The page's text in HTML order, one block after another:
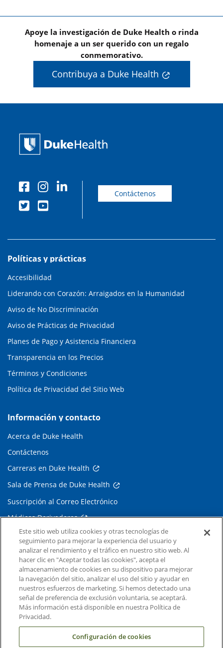
Apoye la investigación de Duke Health o rinda
homenaje a un ser querido con un regalo
conmemorativo.
Contribuya a Duke Health
Contáctenos
Políticas y prácticas
Accesibilidad
Liderando con Corazón: Arraigados en la Humanidad
Aviso de No Discriminación
Aviso de Prácticas de Privacidad
Planes de Pago y Asistencia Financiera
Transparencia en los Precios
Términos y Condiciones
Política de Privacidad del Sitio Web
Información y contacto
Acerca de Duke Health
Contáctenos
Carreras en Duke Health
Sala de Prensa de Duke Health
Suscripción al Correo Electrónico
Médicos Derivadores
Enlaces relacionados
Duke Cancer Institute
Duke Children's
Duke School of Medicine
Duke School of Nursing
Duke University
Este sitio web utiliza cookies y otras tecnologías de
seguimiento para mejorar la experiencia del usuario y
analizar el rendimiento y el tráfico en nuestro sitio web. Al
hacer clic en "Aceptar todas las cookies", acepta el
almacenamiento de cookies en su dispositivo para mejorar
la navegación del sitio, analizar el uso del sitio y ayudar en
nuestros esfuerzos de marketing. Si hemos detectado una
señal de preferencia de exclusión voluntaria, se aceptará.
Más información está disponible en nuestra Política de
Privacidad.
Configuración de cookies